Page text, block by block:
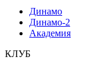
Динамо
Динамо-2
Академия
КЛУБ